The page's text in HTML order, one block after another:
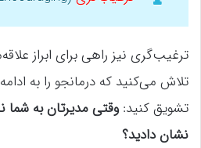
ترغیب‌گری نیز راهی برای ابراز
تلاش می‌کنید که درمانجو را به
تشویق کنید:وقتی مدیرتان به
نشان دادید؟